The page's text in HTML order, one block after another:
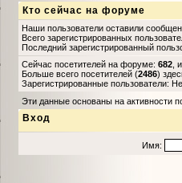
Кто сейчас на форуме
Наши пользователи оставили
Всего зарегистрированных
Последний зарегистрированный
Сейчас посетителей на форуме: 682 ,
Больше всего посетителей (2486)
Зарегистрированные пользователи:
Эти данные основаны на активности
Вход
Имя: